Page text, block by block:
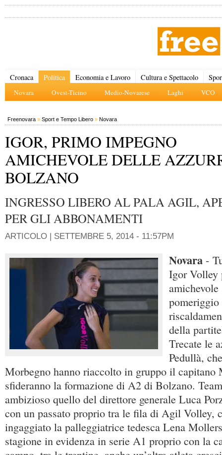
Cronaca Politica
Novara Ovest-Ticino Medio-Novarese Laghi VCO
Economia e Lavoro Cultura e Spettacolo
Freenovara » Sport e Tempo Libero » Novara
IGOR, PRIMO IMPEGNO
AMICHEVOLE DELLE
BOLZANO
INGRESSO LIBERO AL PALA AGIL,
PER GLI ABBONAMENTI
ARTICOLO | SETTEMBRE 5, 2014 - 11:57PM
Novara -
Igor Volley
amichevole
della
Trecate le
Pedullà,
Morbegno hanno riaccolto in gruppo il capitano
sfideranno la formazione di A2 di Bolzano.
ambizioso quello del direttore generale Luca
con un passato proprio tra le fila di Agil Volley,
ingaggiato la palleggiatrice tedesca Lena
stagione in evidenza in serie A1 proprio con la